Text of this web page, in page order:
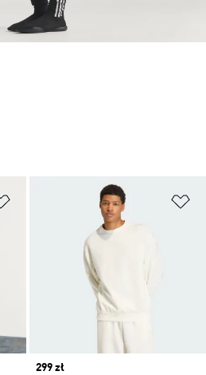
Dodaj do listy życzeń
Price
299 zł